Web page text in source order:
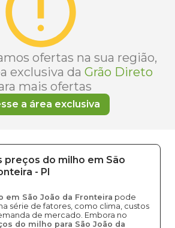
ofertas na sua região,
exclusiva da Grão Direto
mais ofertas
a área exclusiva
preços do milho em São
- PI
em São João da Fronteira pode
série de fatores, como clima, custos
de mercado. Embora no
do milho para São João da